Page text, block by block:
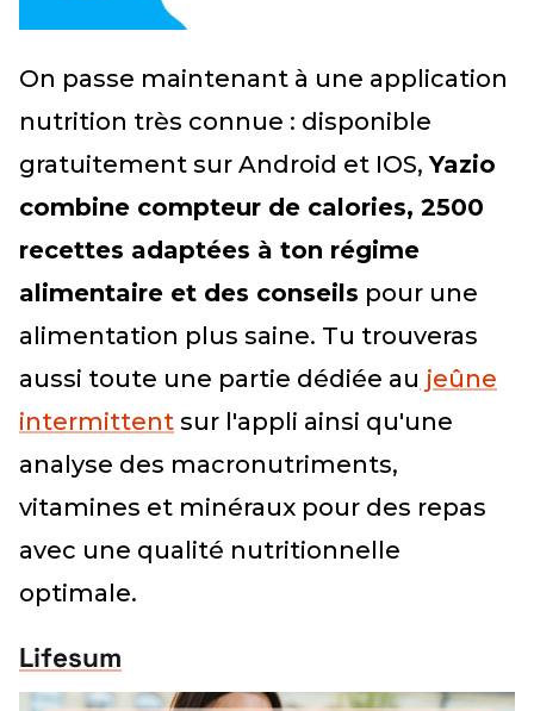
On passe maintenant à une application
nutrition très connue : disponible
gratuitement sur Android et IOS,Yazio
combine compteur de calories, 2500
recettes adaptées à ton régime
alimentaire et des conseils pour une
alimentation plus saine. Tu trouveras
aussi toute une partie dédiée au jeûne
intermittent sur l'appli ainsi qu'une
analyse des macronutriments,
vitamines et minéraux pour des repas
avec une qualité nutritionnelle
optimale.
Lifesum